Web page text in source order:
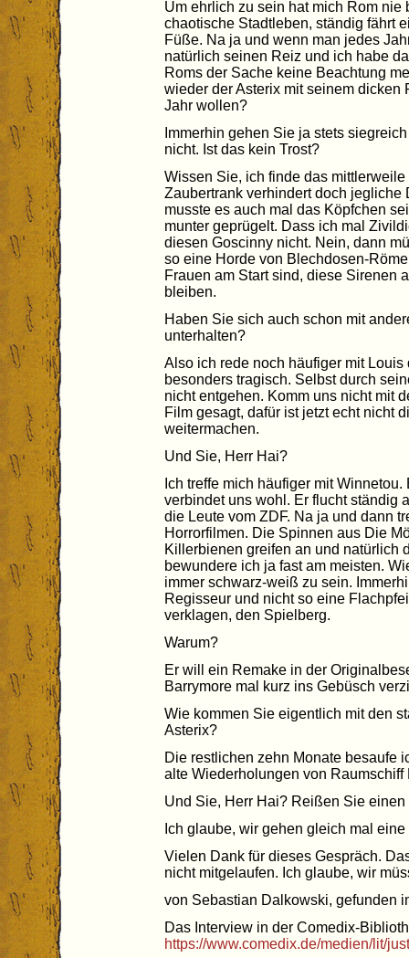
Um ehrlich zu sein hat mich Rom
chaotische Stadtleben, ständig fährt
Füße. Na ja und wenn man jedes
natürlich seinen Reiz und ich habe
Roms der Sache keine Beachtung
wieder der Asterix mit seinem dicken
Jahr wollen?
Immerhin gehen Sie ja stets
nicht. Ist das kein Trost?
Wissen Sie, ich finde das
Zaubertrank verhindert doch jegliche
musste es auch mal das Köpfchen
munter geprügelt. Dass ich mal
diesen Goscinny nicht. Nein, dann
so eine Horde von Blechdosen-
Frauen am Start sind, diese Sirenen
bleiben.
Haben Sie sich auch schon mit
unterhalten?
Also ich rede noch häufiger mit
besonders tragisch. Selbst durch
nicht entgehen. Komm uns nicht mit
Film gesagt, dafür ist jetzt echt nicht
weitermachen.
Und Sie, Herr Hai?
Ich treffe mich häufiger mit
verbindet uns wohl. Er flucht ständig
die Leute vom ZDF. Na ja und dann
Horrorfilmen. Die Spinnen aus Die
Killerbienen greifen an und natürlich
bewundere ich ja fast am meisten.
immer schwarz-weiß zu sein.
Regisseur und nicht so eine
verklagen, den Spielberg.
Warum?
Er will ein Remake in der
Barrymore mal kurz ins Gebüsch
Wie kommen Sie eigentlich mit den
Asterix?
Die restlichen zehn Monate besaufe
alte Wiederholungen von Raumschiff
Und Sie, Herr Hai? Reißen Sie
Ich glaube, wir gehen gleich mal
Vielen Dank für dieses Gespräch.
nicht mitgelaufen. Ich glaube, wir
von Sebastian Dalkowski, gefunden
Das Interview in der Comedix-
https://www.comedix.de/medien/lit/